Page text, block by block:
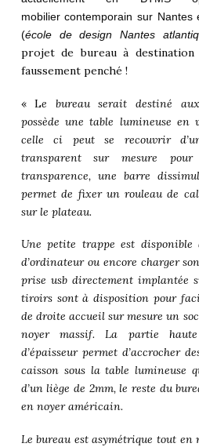
mobilier contemporain sur Nantes
(école de design Nantes
projet de bureau à
faussement penché !
« Le bureau serait destiné
possède une table lumineuse
celle ci peut se recouvrir
transparent sur mesure
transparence, une barre
permet de fixer un rouleau de
sur le plateau.
Une petite trappe est disponible
d’ordinateur ou encore charger
prise usb directement implantée
tiroirs sont à disposition pour
de droite accueil sur mesure un
noyer massif. La partie
d’épaisseur permet d’accrocher
caisson sous la table lumineuse
d’un liège de 2mm, le reste du
en noyer américain.
Le bureau est asymétrique tout en